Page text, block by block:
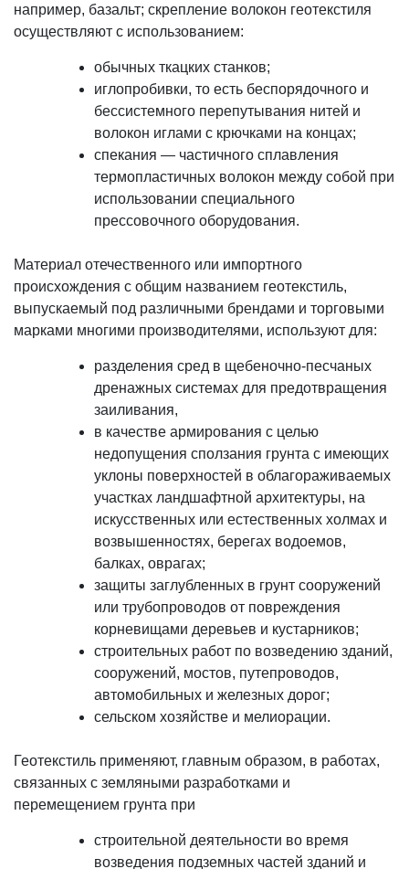
например, базальт; скрепление волокон геотекстиля
осуществляют с использованием:
обычных ткацких станков;
иглопробивки, то есть беспорядочного и
бессистемного перепутывания нитей и
волокон иглами с крючками на концах;
спекания — частичного сплавления
термопластичных волокон между собой при
использовании специального
прессовочного оборудования.
Материал отечественного или импортного
происхождения с общим названием геотекстиль,
выпускаемый под различными брендами и торговыми
марками многими производителями, используют для:
разделения сред в щебеночно-песчаных
дренажных системах для предотвращения
заиливания,
в качестве армирования с целью
недопущения сползания грунта с имеющих
уклоны поверхностей в облагораживаемых
участках ландшафтной архитектуры, на
искусственных или естественных холмах и
возвышенностях, берегах водоемов,
балках, оврагах;
защиты заглубленных в грунт сооружений
или трубопроводов от повреждения
корневищами деревьев и кустарников;
строительных работ по возведению зданий,
сооружений, мостов, путепроводов,
автомобильных и железных дорог;
сельском хозяйстве и мелиорации.
Геотекстиль применяют, главным образом, в работах,
связанных с земляными разработками и
перемещением грунта при
строительной деятельности во время
возведения подземных частей зданий и